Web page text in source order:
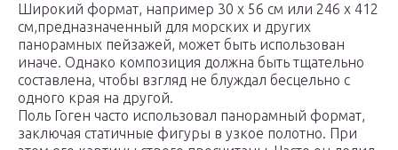
Широкий формат, например 30 х 56 см или 246 х 412
см,предназначенный для морских и других
панорамных пейзажей, может быть использован
иначе. Однако композиция должна быть тщательно
составлена, чтобы взгляд не блуждал бесцельно с
одного края на другой.
Поль Гоген часто использовал панорамный формат,
заключая статичные фигуры в узкое полотно. При